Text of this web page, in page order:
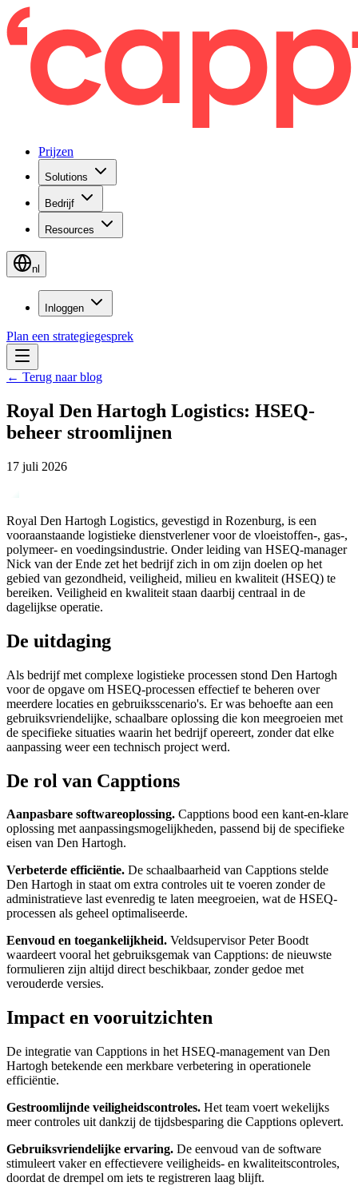
Prijzen
Solutions
Bedrijf
Resources
nl
Inloggen
Plan een strategiegesprek
← Terug naar blog
Royal Den Hartogh Logistics: HSEQ-
beheer stroomlijnen
17 juli 2026
Royal Den Hartogh Logistics, gevestigd in Rozenburg, is een
vooraanstaande logistieke dienstverlener voor de vloeistoffen-, gas-,
polymeer- en voedingsindustrie. Onder leiding van HSEQ-manager
Nick van der Ende zet het bedrijf zich in om zijn doelen op het
gebied van gezondheid, veiligheid, milieu en kwaliteit (HSEQ) te
bereiken. Veiligheid en kwaliteit staan daarbij centraal in de
dagelijkse operatie.
De uitdaging
Als bedrijf met complexe logistieke processen stond Den Hartogh
voor de opgave om HSEQ-processen effectief te beheren over
meerdere locaties en gebruiksscenario's. Er was behoefte aan een
gebruiksvriendelijke, schaalbare oplossing die kon meegroeien met
de specifieke situaties waarin het bedrijf opereert, zonder dat elke
aanpassing weer een technisch project werd.
De rol van Capptions
Aanpasbare softwareoplossing. Capptions bood een kant-en-klare
oplossing met aanpassingsmogelijkheden, passend bij de specifieke
eisen van Den Hartogh.
Verbeterde efficiëntie. De schaalbaarheid van Capptions stelde
Den Hartogh in staat om extra controles uit te voeren zonder de
administratieve last evenredig te laten meegroeien, wat de HSEQ-
processen als geheel optimaliseerde.
Eenvoud en toegankelijkheid. Veldsupervisor Peter Boodt
waardeert vooral het gebruiksgemak van Capptions: de nieuwste
formulieren zijn altijd direct beschikbaar, zonder gedoe met
verouderde versies.
Impact en vooruitzichten
De integratie van Capptions in het HSEQ-management van Den
Hartogh betekende een merkbare verbetering in operationele
efficiëntie.
Gestroomlijnde veiligheidscontroles. Het team voert wekelijks
meer controles uit dankzij de tijdsbesparing die Capptions oplevert.
Gebruiksvriendelijke ervaring. De eenvoud van de software
stimuleert vaker en effectievere veiligheids- en kwaliteitscontroles,
doordat de drempel om iets te registreren laag blijft.